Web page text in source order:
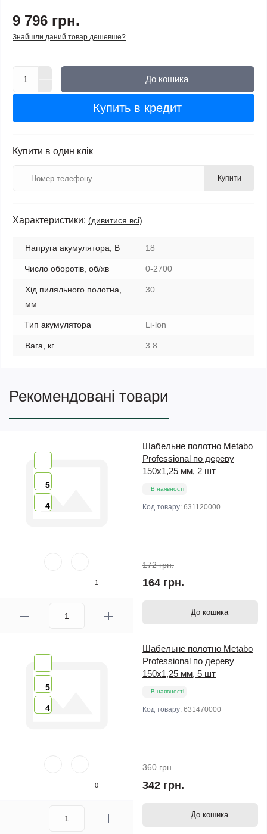
9 796 грн.
Знайшли даний товар дешевше?
До кошика
Купить в кредит
Купити в один клік
Купити
Характеристики: (дивитися всі)
Напруга акумулятора, В 18
Число оборотів, об/хв 0-2700
Хід пиляльного полотна,
мм
30
Тип акумулятора Li-lon
Вага, кг 3.8
Рекомендовані товари
5
4
1
Шабельне полотно Metabo
Professional по дереву
150х1,25 мм, 2 шт
В наявності
Код товару: 631120000
172 грн.
164 грн.
До кошика
5
4
0
Шабельне полотно Metabo
Professional по дереву
150х1,25 мм, 5 шт
В наявності
Код товару: 631470000
360 грн.
342 грн.
До кошика